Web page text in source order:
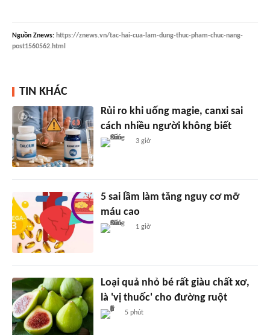
Nguồn Znews: https://znews.vn/tac-hai-cua-lam-dung-thuc-pham-chuc-nang-
post1560562.html
TIN KHÁC
Rủi ro khi uống magie, canxi sai
cách nhiều người không biết
3 giờ
5 sai lầm làm tăng nguy cơ mỡ
máu cao
1 giờ
Loại quả nhỏ bé rất giàu chất xơ,
là 'vị thuốc' cho đường ruột
5 phút